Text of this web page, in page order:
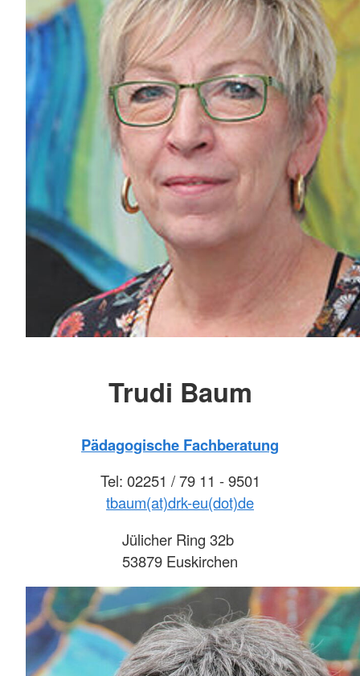
Trudi Baum
Pädagogische Fachberatung
Tel: 02251 / 79 11 - 9501
tbaum(at)drk-eu(dot)de
Jülicher Ring 32b
53879 Euskirchen